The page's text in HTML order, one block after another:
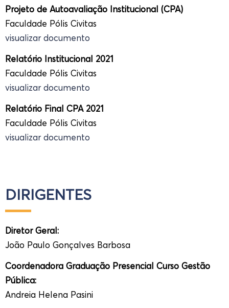
Projeto de Autoavaliação Institucional (CPA)
Faculdade Pólis Civitas
visualizar documento
Relatório Institucional 2021
Faculdade Pólis Civitas
visualizar documento
Relatório Final CPA 2021
Faculdade Pólis Civitas
visualizar documento
DIRIGENTES
Diretor Geral:
João Paulo Gonçalves Barbosa
Coordenadora Graduação Presencial Curso Gestão
Pública:
Andreia Helena Pasini